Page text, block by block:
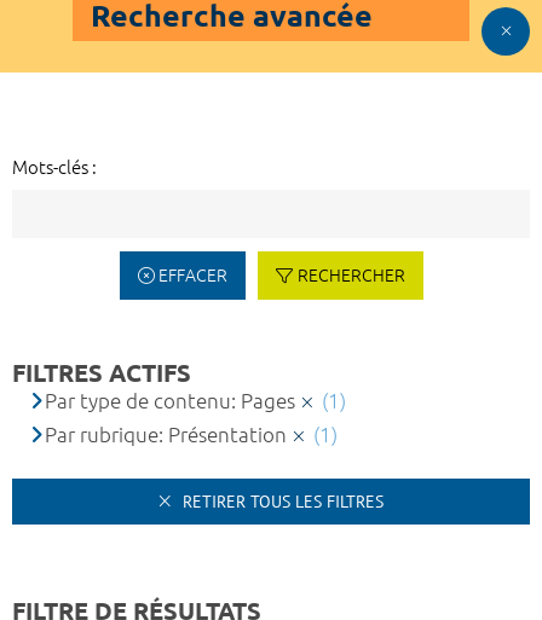
Recherche avancée
Mots-clés :
EFFACER RECHERCHER
FILTRES ACTIFS
Par type de contenu: Pages
(1)
Par rubrique: Présentation
(1)
RETIRER TOUS LES FILTRES
FILTRE DE RÉSULTATS